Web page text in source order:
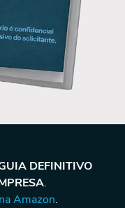
DEFINITIVO
.
Amazon.